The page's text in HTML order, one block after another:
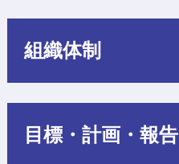
組織体制
目標・計画・報告